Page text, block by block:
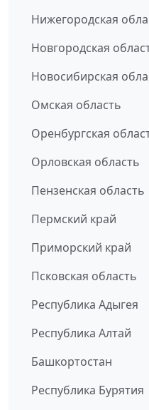
Нижегородская
Новгородская
Новосибирская
Омская область
Оренбургская
Орловская область
Пензенская область
Пермский край
Приморский край
Псковская область
Республика Адыгея
Республика Алтай
Башкортостан
Республика Бурятия